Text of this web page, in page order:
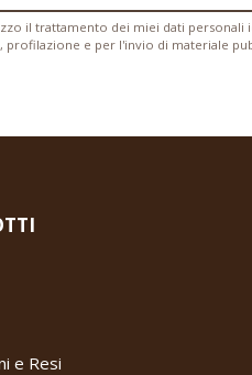
il trattamento dei miei dati personali
profilazione e per l'invio di materiale
e Resi